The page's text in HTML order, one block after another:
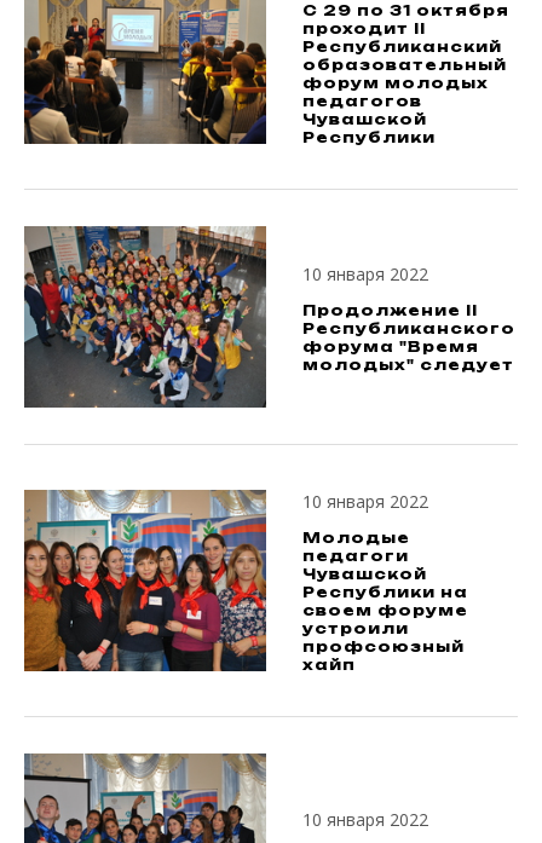
С 29 по 31 октября
проходит II
Республиканский
образовательный
форум молодых
педагогов
Чувашской
Республики
10 января 2022
Продолжение II
Республиканского
форума "Время
молодых" следует
10 января 2022
Молодые
педагоги
Чувашской
Республики на
своем форуме
устроили
профсоюзный
хайп
10 января 2022